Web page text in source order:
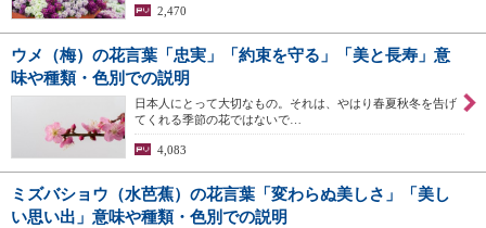
2,470
ウメ（梅）の花言葉「忠実」「約束を守る」「美と長寿」意
味や種類・色別での説明
日本人にとって大切なもの。それは、やはり春夏秋冬を告げ
てくれる季節の花ではないで…
4,083
ミズバショウ（水芭蕉）の花言葉「変わらぬ美しさ」「美し
い思い出」意味や種類・色別での説明